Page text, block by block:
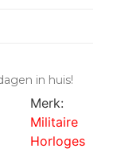
in huis!
Merk:
Militaire
Horloges